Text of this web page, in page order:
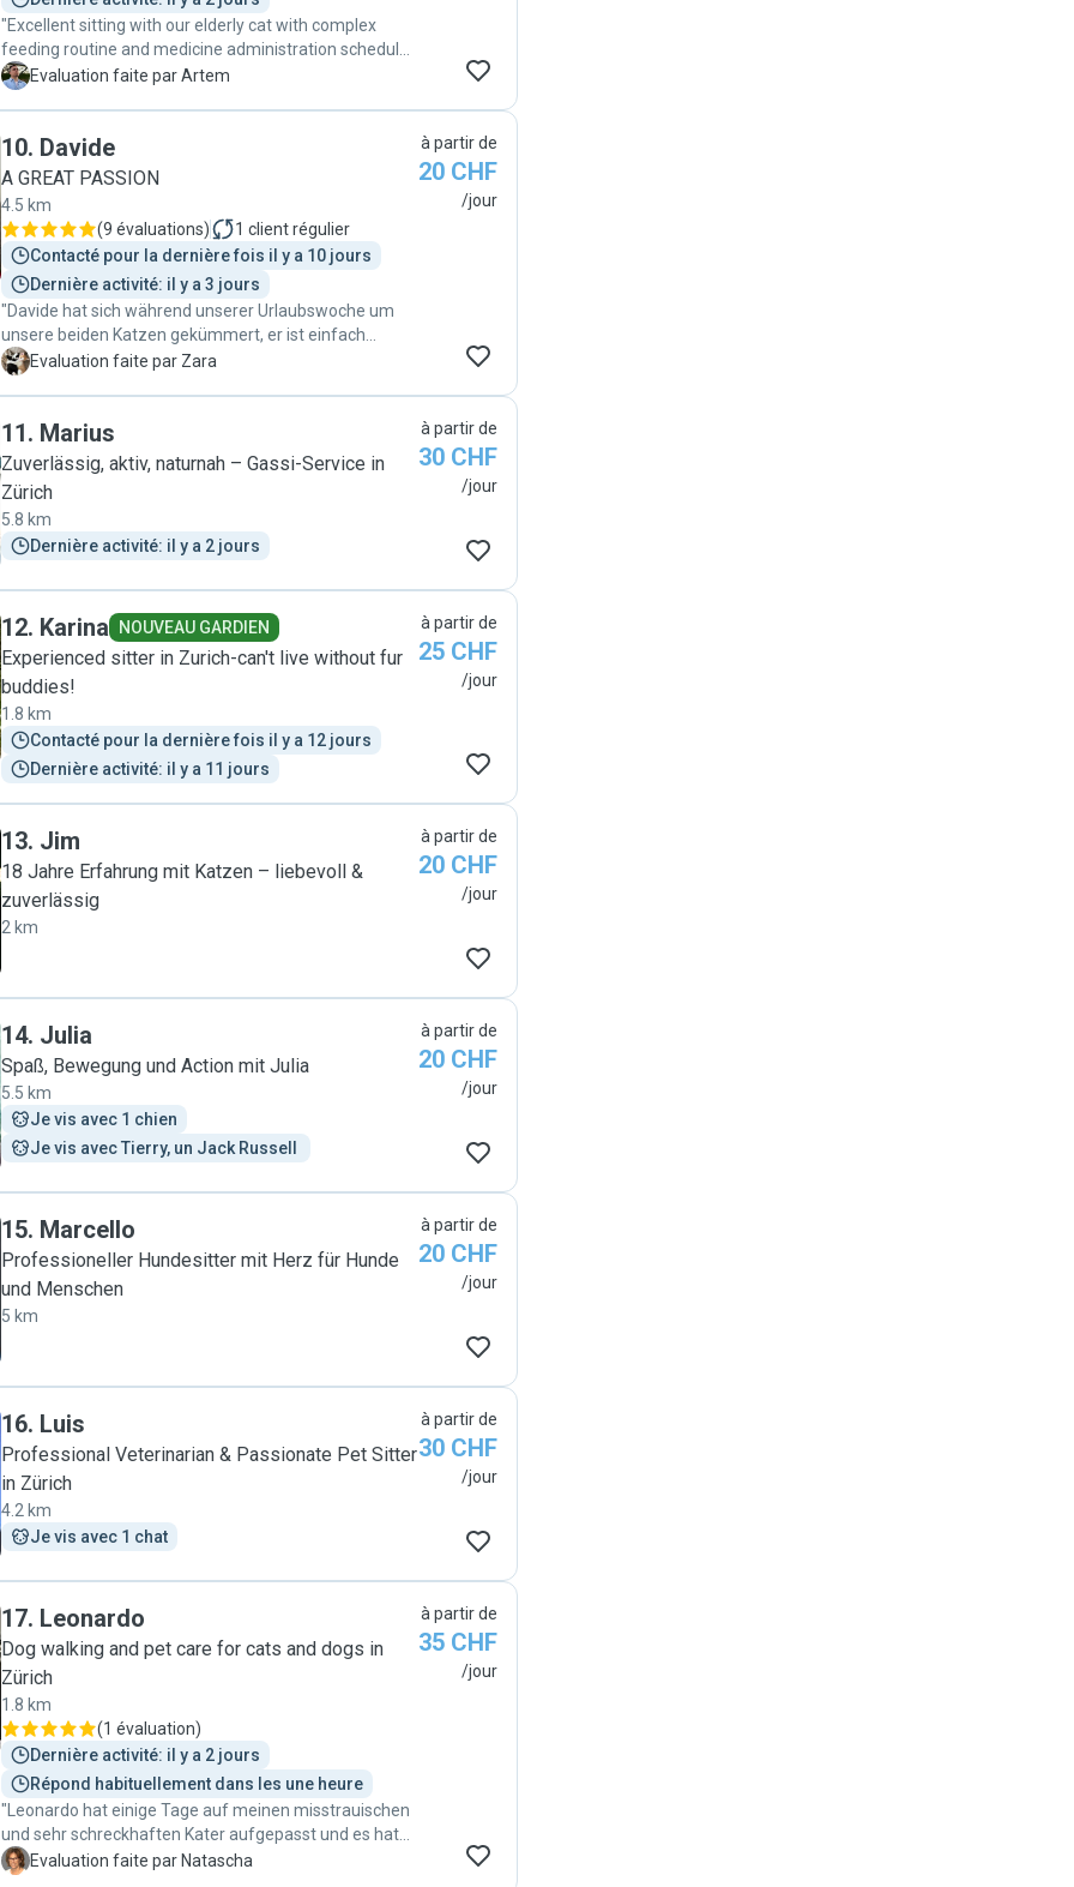
"Excellent sitting with our elderly cat with complex
feeding routine and medicine administration schedule.
Our usually cautious cat accepted Paulina almost
need arise again."
A Evaluation faite par Artem
10. Davide
A GREAT PASSION
4.5 km
(9 évaluations) 1 client régulier
Contacté pour la dernière fois il y a 10 jours
Dernière activité: il y a 3 jours
"Davide hat sich während unserer Urlaubswoche um
unsere beiden Katzen gekümmert, er ist einfach
fantastisch! Er hat uns regelmäßig Updates geschickt
Z Evaluation faite par Zara
à partir de
20 CHF
/jour
11. Marius
Zuverlässig, aktiv, naturnah – Gassi-Service in
Zürich
5.8 km
Dernière activité: il y a 2 jours
à partir de
30 CHF
/jour
12. Karina NOUVEAU GARDIEN
Experienced sitter in Zurich-can't live without fur
buddies!
1.8 km
Contacté pour la dernière fois il y a 12 jours
Dernière activité: il y a 11 jours
à partir de
25 CHF
/jour
13. Jim
18 Jahre Erfahrung mit Katzen – liebevoll &
zuverlässig
2 km
à partir de
20 CHF
/jour
14. Julia
Spaß, Bewegung und Action mit Julia
5.5 km
Je vis avec 1 chien
Je vis avec Tierry, un Jack Russell
à partir de
20 CHF
/jour
15. Marcello
Professioneller Hundesitter mit Herz für Hunde
und Menschen
5 km
à partir de
20 CHF
/jour
16. Luis
Professional Veterinarian & Passionate Pet Sitter
in Zürich
4.2 km
Je vis avec 1 chat
à partir de
30 CHF
/jour
17. Leonardo
Dog walking and pet care for cats and dogs in
Zürich
1.8 km
(1 évaluation)
Dernière activité: il y a 2 jours
Répond habituellement dans les une heure
"Leonardo hat einige Tage auf meinen misstrauischen
und sehr schreckhaften Kater aufgepasst und es hat
alles sehr gut geklappt. Er war sehr verlässlich, präzise
N Evaluation faite par Natascha
à partir de
35 CHF
/jour